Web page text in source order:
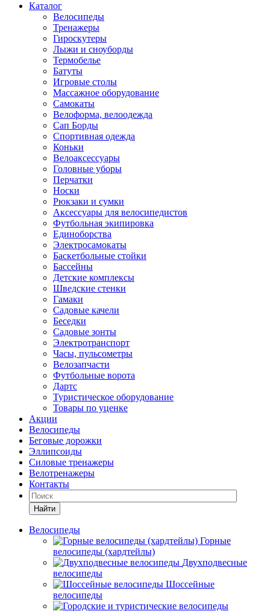
Каталог
Велосипеды
Тренажеры
Гироскутеры
Лыжи и сноуборды
Термобелье
Батуты
Игровые столы
Массажное оборудование
Самокаты
Велоформа, велоодежда
Сап Борды
Спортивная одежда
Коньки
Велоаксессуары
Головные уборы
Перчатки
Носки
Рюкзаки и сумки
Аксессуары для велосипедистов
Футбольная экипировка
Единоборства
Электросамокаты
Баскетбольные стойки
Бассейны
Детские комплексы
Шведские стенки
Гамаки
Садовые качели
Беседки
Садовые зонты
Электротранспорт
Часы, пульсометры
Велозапчасти
Футбольные ворота
Дартс
Туристическое оборудование
Товары по уценке
Акции
Велосипеды
Беговые дорожки
Эллипсоиды
Силовые тренажеры
Велотренажеры
Контакты
Найти
Велосипеды
Горные
велосипеды (хардтейлы)
Двухподвесные
велосипеды
Шоссейные
велосипеды